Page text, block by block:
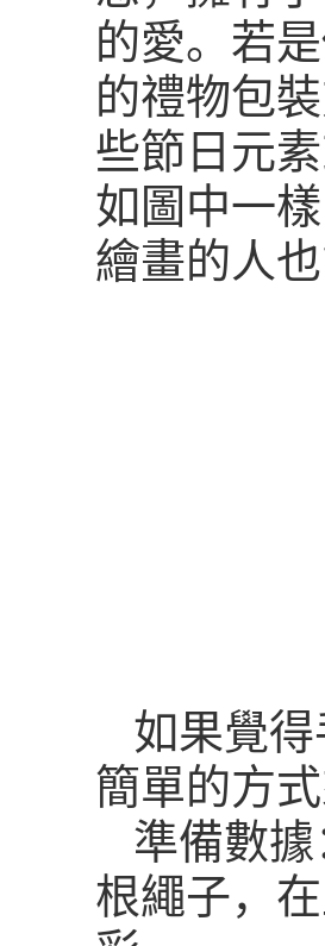
的愛。若
的禮物包
些節日元
如圖中一
繪畫的人
如果覺
簡單的方
準備數
根繩子，